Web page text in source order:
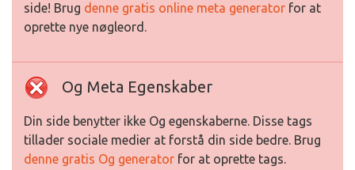
side! Brug denne gratis online meta generator for at
oprette nye nøgleord.
Og Meta Egenskaber
Din side benytter ikke Og egenskaberne. Disse tags
tillader sociale medier at forstå din side bedre. Brug
denne gratis Og generator for at oprette tags.